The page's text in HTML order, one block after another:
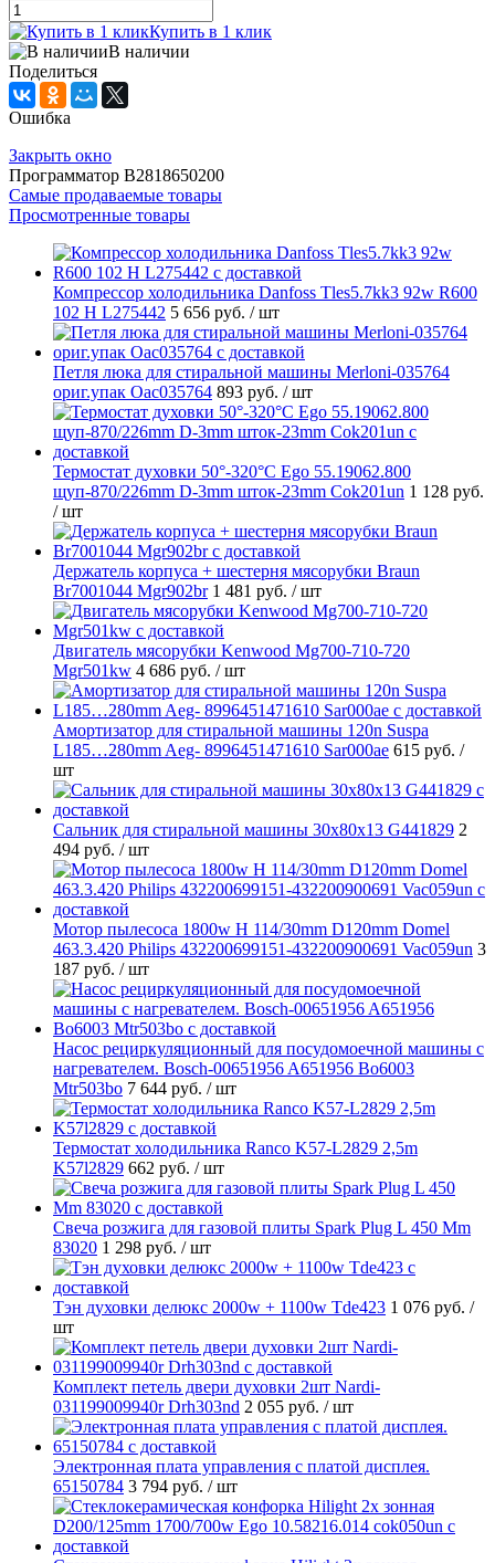
Купить в 1 клик
В наличии
Поделиться
Ошибка
Закрыть окно
Программатор B2818650200
Самые продаваемые товары
Просмотренные товары
Компрессор холодильника Danfoss Tles5.7kk3 92w R600
102 H L275442 5 656 руб. / шт
Петля люка для стиральной машины Merloni-035764
ориг.упак Oac035764 893 руб. / шт
Термостат духовки 50°-320°C Ego 55.19062.800
щуп-870/226mm D-3mm шток-23mm Cok201un 1 128 руб.
/ шт
Держатель корпуса + шестерня мясорубки Braun
Br7001044 Mgr902br 1 481 руб. / шт
Двигатель мясорубки Kenwood Mg700-710-720
Mgr501kw 4 686 руб. / шт
Амортизатор для стиральной машины 120n Suspa
L185…280mm Aeg- 8996451471610 Sar000ae 615 руб. /
шт
Cальник для стиральной машины 30x80x13 G441829 2
494 руб. / шт
Мотор пылесоса 1800w H 114/30mm D120mm Domel
463.3.420 Philips 432200699151-432200900691 Vac059un 3
187 руб. / шт
Насос рециркуляционный для посудомоечной машины с
нагревателем. Bosch-00651956 A651956 Bo6003
Mtr503bo 7 644 руб. / шт
Термостат холодильника Ranco K57-L2829 2,5m
K57l2829 662 руб. / шт
Свеча розжига для газовой плиты Spark Plug L 450 Mm
83020 1 298 руб. / шт
Тэн духовки делюкс 2000w + 1100w Tde423 1 076 руб. /
шт
Комплект петель двери духовки 2шт Nardi-
031199009940r Drh303nd 2 055 руб. / шт
Электронная плата управления с платой дисплея.
65150784 3 794 руб. / шт